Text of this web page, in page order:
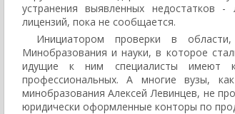
устранения выявленных недостатков
лицензий, пока не сообщается.
Инициатором проверки в
Минобразования и науки, в которое
идущие к ним специалисты имеют
профессиональных. А многие вузы,
минобразования Алексей Левинцев, не
юридически оформленные конторы по